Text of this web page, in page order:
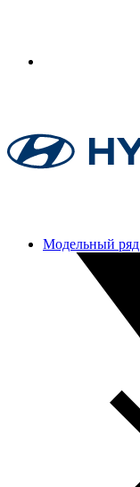
Модельный ряд